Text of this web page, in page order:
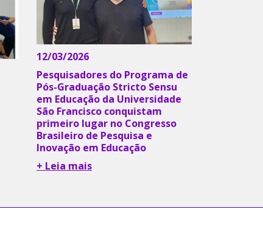
12/03/2026
Pesquisadores do Programa de
Pós-Graduação Stricto Sensu
em Educação da Universidade
São Francisco conquistam
primeiro lugar no Congresso
Brasileiro de Pesquisa e
Inovação em Educação
+ Leia mais